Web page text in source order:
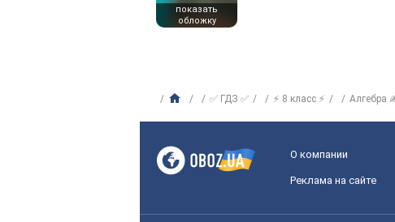
показать
обложку
✅ ГДЗ ✅ ⚡ 8 класс ⚡ Алгебра
О компании
Реклама на сайте